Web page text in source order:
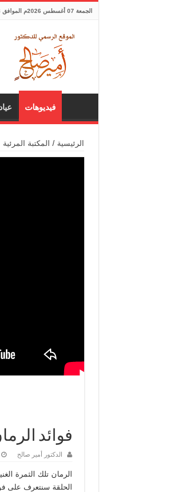
الجمعة 07 أغسطس 2026م الموافق 23 صفر 1448 هـ
فيديوهات
الرئيسية / المكتبة المرئية
فوائد
الدكتور أمير صالح
الرمان تلك الثمرة
الحلقة سنتعرف على